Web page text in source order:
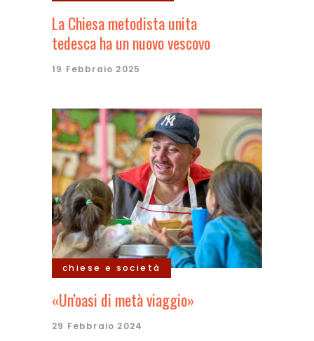
La Chiesa metodista unita
tedesca ha un nuovo vescovo
19 Febbraio 2025
chiese e società
«Un’oasi di metà viaggio»
29 Febbraio 2024